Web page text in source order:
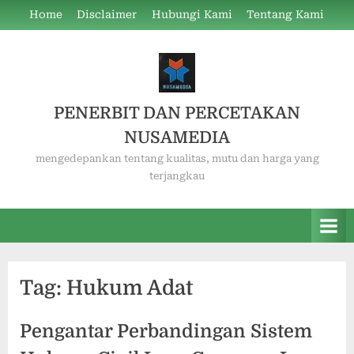
to
Home Disclaimer Hubungi Kami Tentang Kami
PENERBIT DAN PERCETAKAN
NUSAMEDIA
mengedepankan tentang kualitas, mutu dan harga yang
terjangkau
Tag: Hukum Adat
Pengantar Perbandingan Sistem